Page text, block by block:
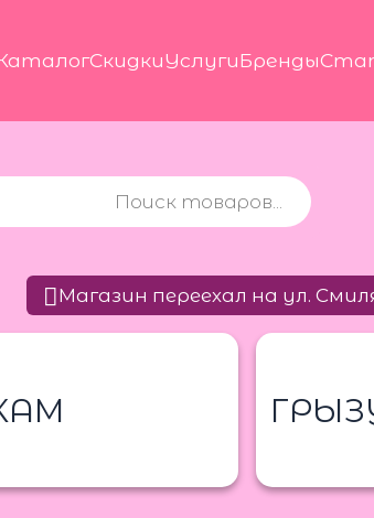
СкидкиУслугиБренды
Магазин переехал на ул.